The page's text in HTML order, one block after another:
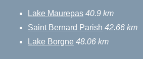
Lake Maurepas 40.9 km
Saint Bernard Parish 42.66 km
Lake Borgne 48.06 km